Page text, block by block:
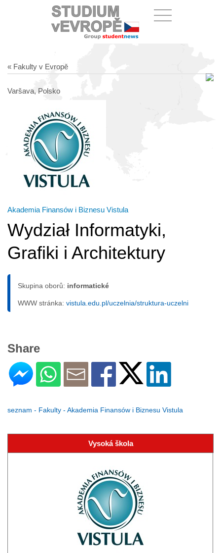
« Fakulty v Evropě
Varšava, Polsko
Akademia Finansów i Biznesu Vistula
Wydział Informatyki,
Grafiki i Architektury
Skupina oborů: informatické
WWW stránka: vistula.edu.pl/uczelnia/struktura-uczelni
Share
seznam - Fakulty - Akademia Finansów i Biznesu Vistula
Vysoká škola